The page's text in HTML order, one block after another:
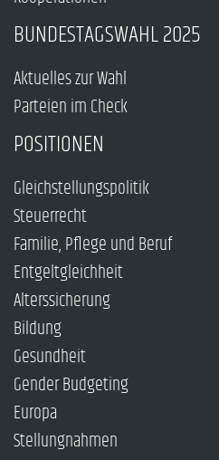
BUNDESTAGSWAHL 2025
Aktuelles zur Wahl
Parteien im Check
POSITIONEN
Gleichstellungspolitik
Steuerrecht
Familie, Pflege und Beruf
Entgeltgleichheit
Alterssicherung
Bildung
Gesundheit
Gender Budgeting
Europa
Stellungnahmen